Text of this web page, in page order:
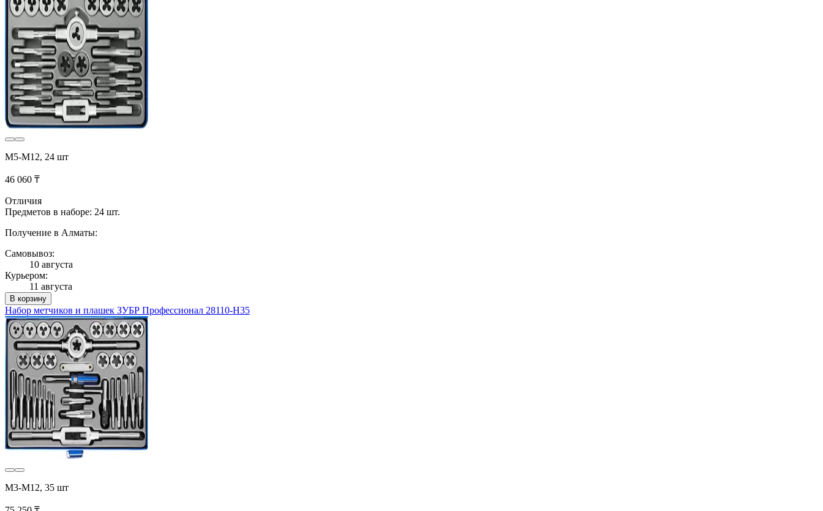
М5-М12, 24 шт
46 060 ₸
Отличия
Предметов в наборе: 24 шт.
Получение в Алматы:
Самовывоз:
10 августа
Курьером:
11 августа
В корзину
Набор метчиков и плашек ЗУБР Профессионал 28110-H35
М3-М12, 35 шт